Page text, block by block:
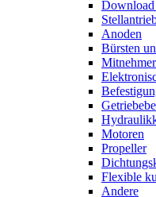
Download
Anoden
Bürsten
Motoren
Propeller
Flexible
Andere